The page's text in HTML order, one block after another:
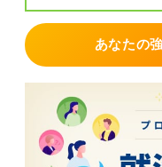
あなたの